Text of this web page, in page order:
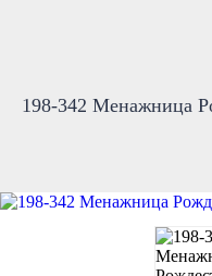
198-342 Менажница